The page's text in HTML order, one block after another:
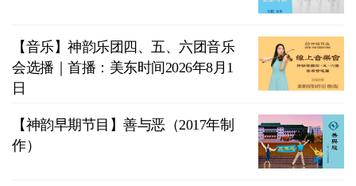
【音乐】神韵乐团四、五、六团音乐
会选播｜首播：美东时间2026年8月1
日
【神韵早期节目】善与恶（2017年制
作）